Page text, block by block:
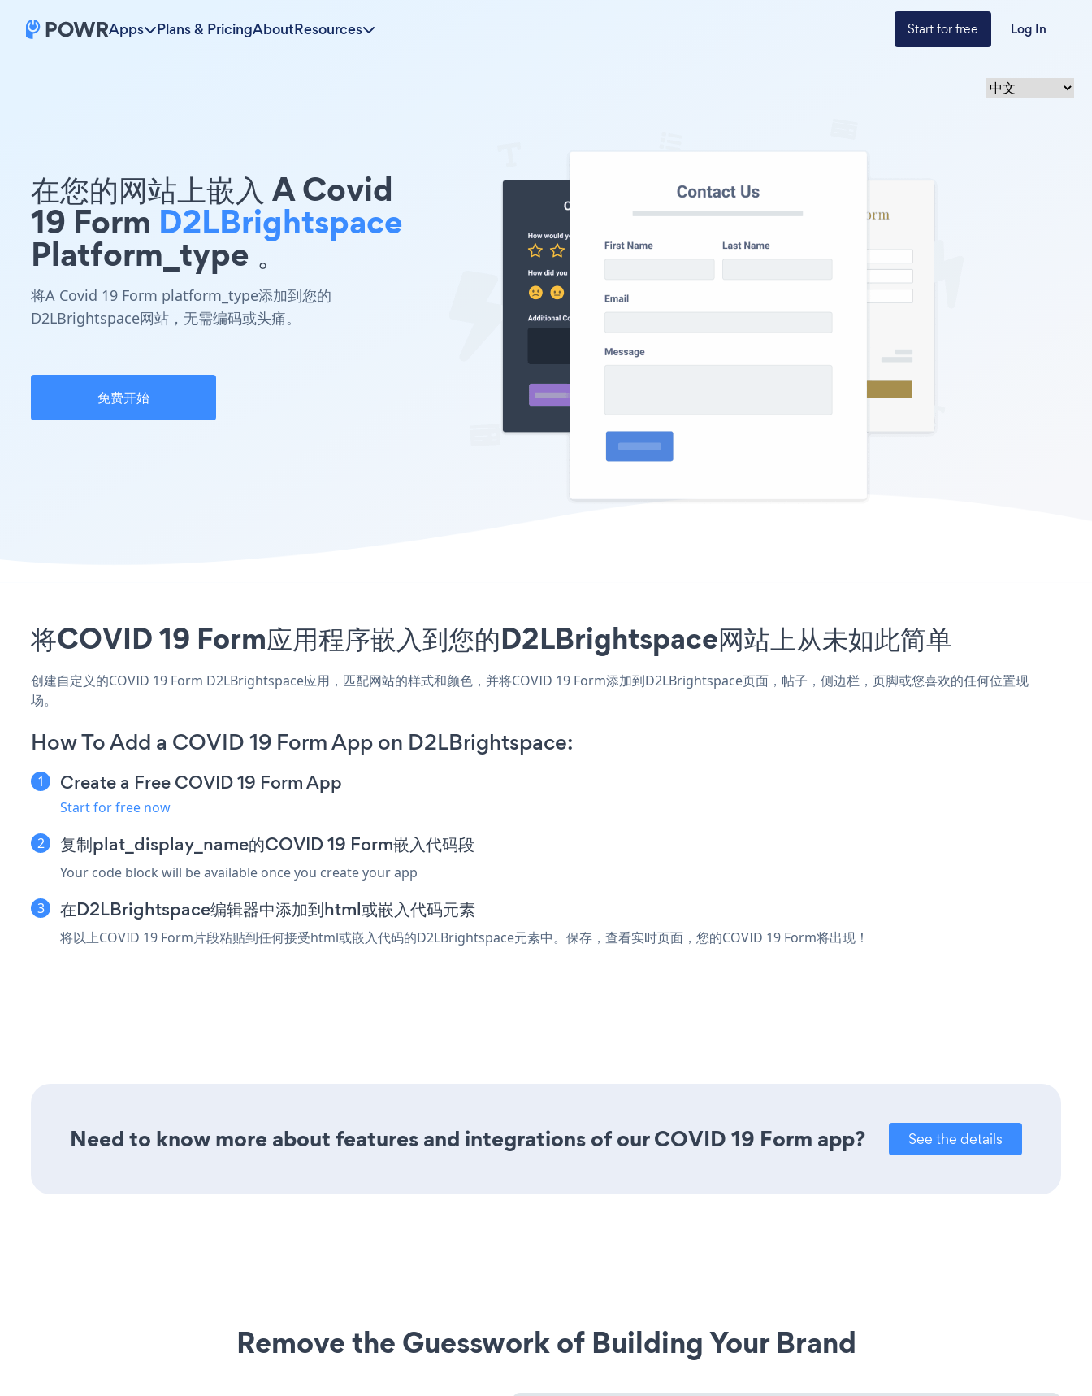
Apps Plans & PricingAboutResources Start for free Log In
在您的网站上嵌入 A Covid
19 Form D2LBrightspace
Platform_type 。
将A Covid 19 Form platform_type添加到您的
D2LBrightspace网站，无需编码或头痛。
免费开始
将COVID 19 Form应用程序嵌入到您的D2LBrightspace网站上从未如此简单
创建自定义的COVID 19 Form D2LBrightspace应用，匹配网站的样式和颜色，并将COVID 19 Form添加到D2LBrightspace页面，帖子，侧边栏，页脚或您喜欢的任何位置现
场。
How To Add a COVID 19 Form App on D2LBrightspace:
Create a Free COVID 19 Form App
Start for free now
复制plat_display_name的COVID 19 Form嵌入代码段
Your code block will be available once you create your app
在D2LBrightspace编辑器中添加到html或嵌入代码元素
将以上COVID 19 Form片段粘贴到任何接受html或嵌入代码的D2LBrightspace元素中。保存，查看实时页面，您的COVID 19 Form将出现！
Need to know more about features and integrations of our COVID 19 Form app? See the details
Remove the Guesswork of Building Your Brand